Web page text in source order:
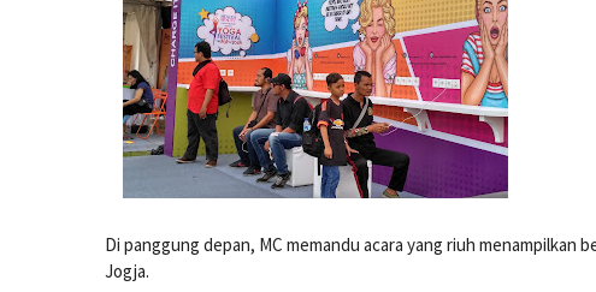
Di panggung depan, MC memandu acara yang riuh
Jogja.